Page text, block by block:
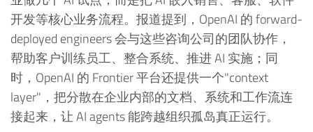
开发等核心业务流程。报道提到，OpenAI 的 forward-
deployed engineers 会与这些咨询公司的团队协作，
帮助客户训练员工、整合系统、推进 AI 实施；同
时，OpenAI 的 Frontier 平台还提供一个"context
layer"，把分散在企业内部的文档、系统和工作流连
接起来，让 AI agents 能跨越组织孤岛真正运行。